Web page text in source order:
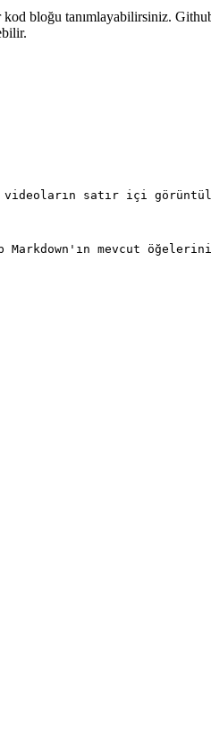
bloğu tanımlayabilirsiniz.
videoların satır içi
Markdown'ın mevcut